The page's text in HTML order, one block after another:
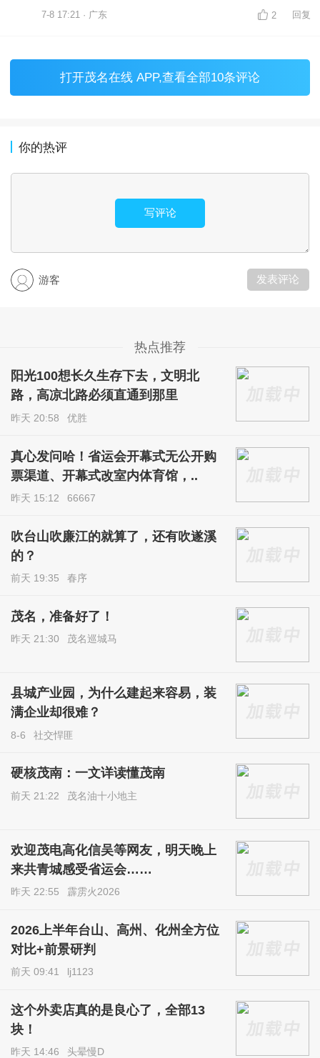
7-8 17:21 · 广东 2 回复
打开茂名在线 APP,查看全部10条评论
你的热评
写评论
游客 发表评论
热点推荐
阳光100想长久生存下去，文明北
路，高凉北路必须直通到那里
昨天 20:58 优胜
真心发问哈！省运会开幕式无公开购
票渠道、开幕式改室内体育馆，..
昨天 15:12 66667
吹台山吹廉江的就算了，还有吹遂溪
的？
前天 19:35 春序
茂名，准备好了！
昨天 21:30 茂名巡城马
县城产业园，为什么建起来容易，装
满企业却很难？
8-6 社交悍匪
硬核茂南：一文详读懂茂南
前天 21:22 茂名油十小地主
欢迎茂电高化信吴等网友，明天晚上
来共青城感受省运会……
昨天 22:55 霹雳火2026
2026上半年台山、高州、化州全方位
对比+前景研判
前天 09:41 lj1123
这个外卖店真的是良心了，全部13
块！
昨天 14:46 头晕慢D